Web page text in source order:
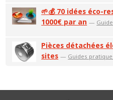
🌱💰 70 idées éco-
1000€ par an —
Pièces détachées
sites — Guides